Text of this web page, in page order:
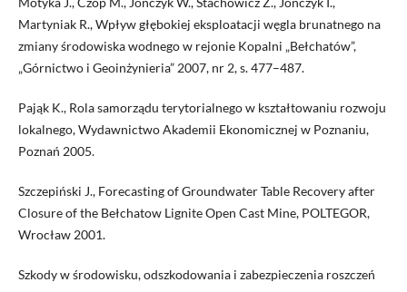
Martyniak R., Wpływ głębokiej eksploatacji węgla brunatnego na
zmiany środowiska wodnego w rejonie Kopalni „Bełchatów”,
„Górnictwo i Geoinżynieria” 2007, nr 2, s. 477–487.
Pająk K., Rola samorządu terytorialnego w kształtowaniu rozwoju
lokalnego, Wydawnictwo Akademii Ekonomicznej w Poznaniu,
Poznań 2005.
Szczepiński J., Forecasting of Groundwater Table Recovery after
Closure of the Bełchatow Lignite Open Cast Mine, POLTEGOR,
Wrocław 2001.
Szkody w środowisku, odszkodowania i zabezpieczenia roszczeń